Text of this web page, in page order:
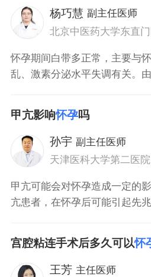
杨巧慧 副主任医师
北京中医药大学东直
怀孕期间白带多正常，主要与
乱、激素分泌水平失调有关。
没有出现外阴瘙痒、腰部、腹
热以及尿疼等，一般不用过于
问题。但是，如果白带出现了
味改变，要考虑是炎症可能，
查，明
甲亢影响怀孕吗
孙宇 副主任医师
天津医科大学第二医院
甲亢可能会对怀孕造成一定的
亢患者，在怀孕后可能引起先
情平稳的情况下怀孕，可尽量
怀孕期间，需定期复查甲功，
宫腔粘连手术后多久可以怀
王芳 主任医师